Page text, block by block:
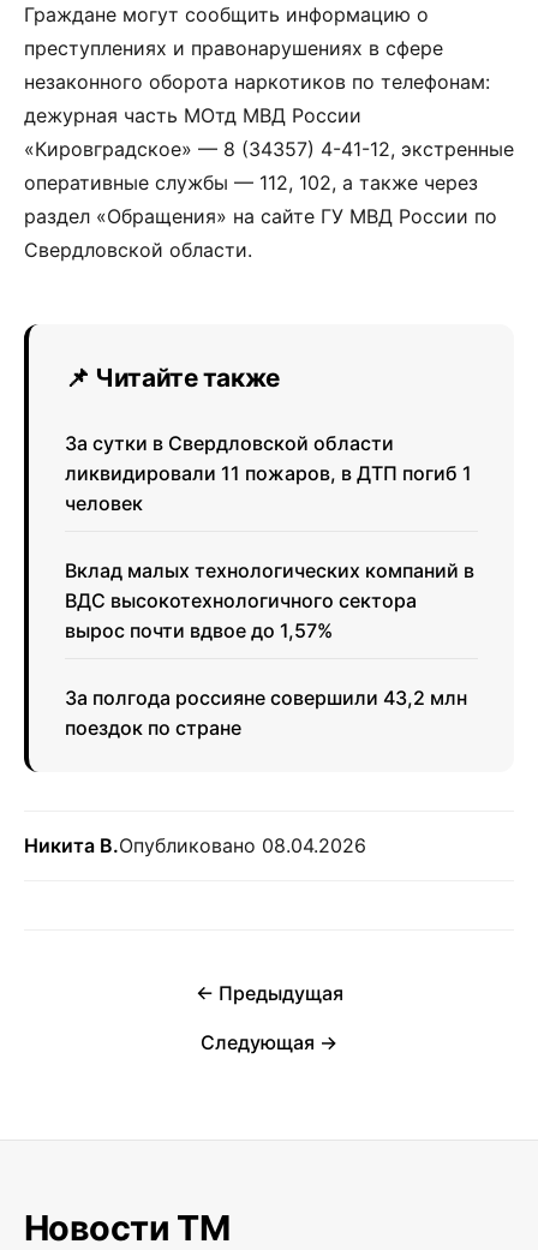
Граждане могут сообщить информацию о
преступлениях и правонарушениях в сфере
незаконного оборота наркотиков по телефонам:
дежурная часть МОтд МВД России
«Кировградское» — 8 (34357) 4-41-12, экстренные
оперативные службы — 112, 102, а также через
раздел «Обращения» на сайте ГУ МВД России по
Свердловской области.
📌 Читайте также
За сутки в Свердловской области
ликвидировали 11 пожаров, в ДТП погиб 1
человек
Вклад малых технологических компаний в
ВДС высокотехнологичного сектора
вырос почти вдвое до 1,57%
За полгода россияне совершили 43,2 млн
поездок по стране
Никита В.Опубликовано 08.04.2026
← Предыдущая
Следующая →
Новости ТМ